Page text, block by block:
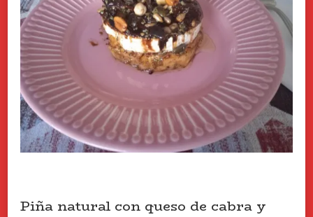
Piña natural con queso de cabra y